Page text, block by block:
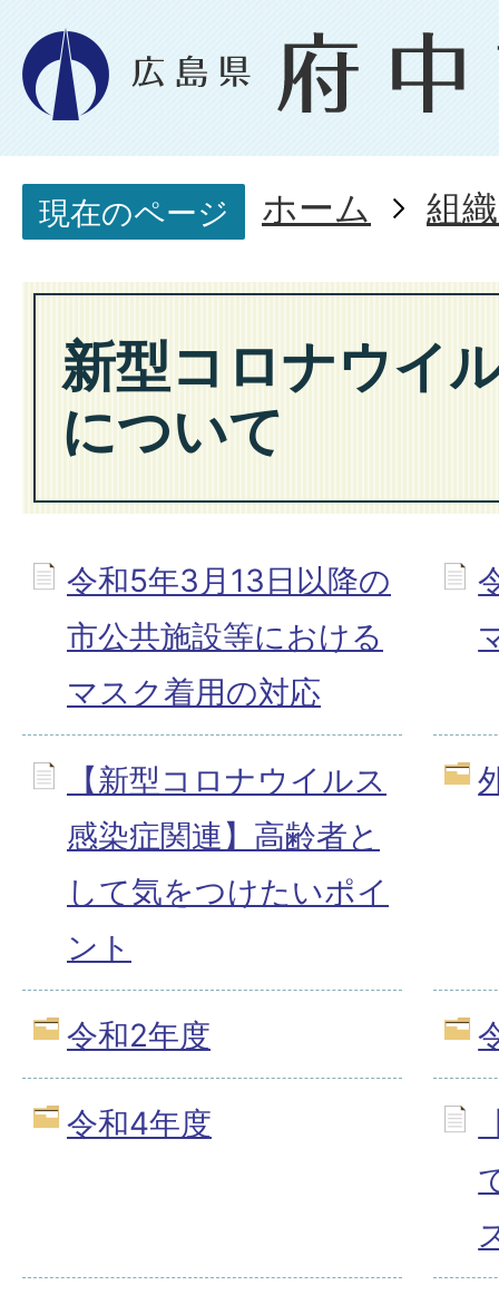
現在のページ ホーム 組
新型コロナウイ
について
令和5年3月13日以降の
市公共施設等における
マスク着用の対応
【新型コロナウイルス
感染症関連】高齢者と
して気をつけたいポイ
ント
令和2年度
令和4年度